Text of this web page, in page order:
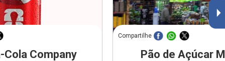
Cola Company
Compartilhe
Pão de Açúcar